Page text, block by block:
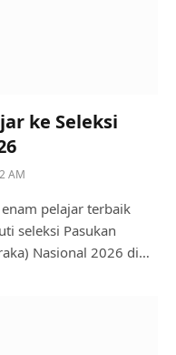
ke Seleksi
AM
pelajar terbaik
seleksi Pasukan
Nasional 2026 di…